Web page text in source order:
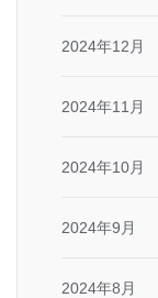
2024年12月
2024年11月
2024年10月
2024年9月
2024年8月